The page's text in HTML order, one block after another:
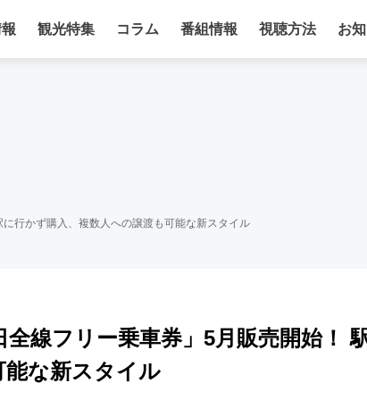
観光特集 コラム 番組情報 視聴方法 お
行かず購入、複数人への譲渡も可能な新スタイル
線フリー乗車券」5月販売開始！
能な新スタイル